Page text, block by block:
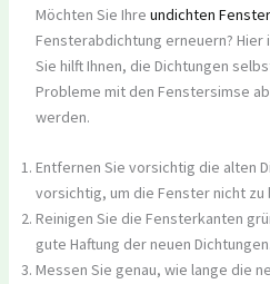
Möchten Sie Ihre undichten
Fensterabdichtung erneuern? Hier
Sie hilft Ihnen, die Dichtungen
Probleme mit den Fenstersimse
werden.
Entfernen Sie vorsichtig die alten
vorsichtig, um die Fenster nicht zu
Reinigen Sie die Fensterkanten
gute Haftung der neuen Dichtungen.
Messen Sie genau, wie lange die